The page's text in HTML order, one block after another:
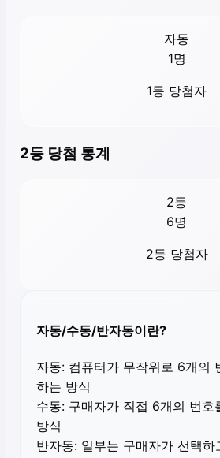
자동
1명
1등 당첨자
2등 당첨 통계
2등
6명
2등 당첨자
자동/수동/반자동이란?
자동: 컴퓨터가 무작위로 6개의
하는 방식
수동: 구매자가 직접 6개의 번호
방식
반자동: 일부는 구매자가 선택하